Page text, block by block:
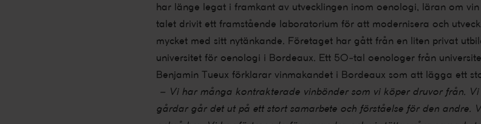
har länge legat i framkant av utvecklingen inom oenologi, läran om
talet drivit ett framstående laboratorium för att modernisera och
mycket med sitt nytänkande. Företaget har gått från en liten privat
universitet för oenologi i Bordeaux. Ett 50-tal oenologer från
Benjamin Tueux förklarar vinmakandet i Bordeaux som att lägga ett
– Vi har många kontrakterade vinbönder som vi köper druvor från.
gårdar går det ut på ett stort samarbete och förståelse för den andre.